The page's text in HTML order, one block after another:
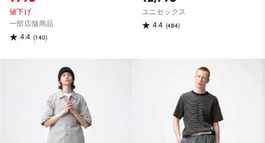
値下げ
一部店舗商品
4.4 (140)
ユニセックス
4.4 (484)